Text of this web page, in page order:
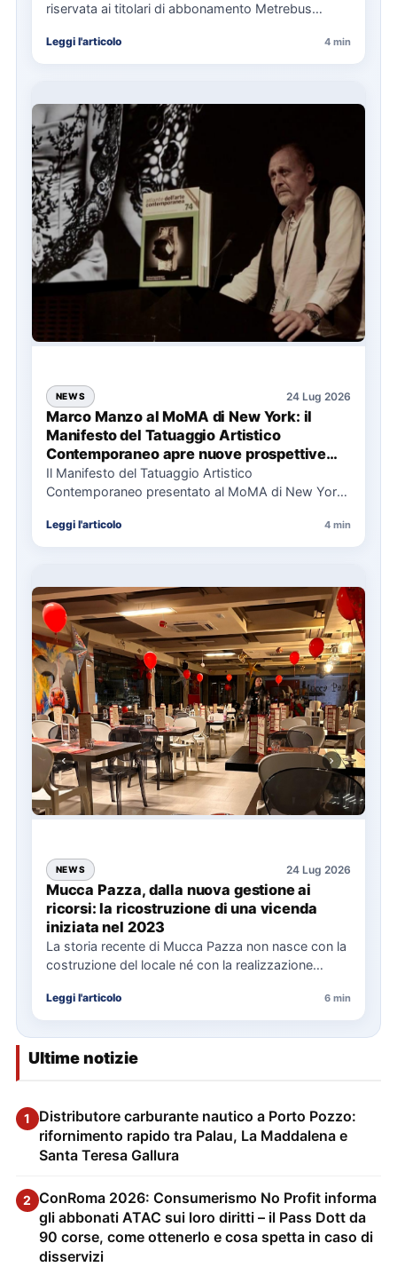
riservata ai titolari di abbonamento Metrebus
Leggi l'articolo 4 min
NEWS 24 Lug 2026
Marco Manzo al MoMA di New York: il
Manifesto del Tatuaggio Artistico
Contemporaneo apre nuove prospettive
per il collezionismo
Il Manifesto del Tatuaggio Artistico
Contemporaneo presentato al MoMA di New York
Leggi l'articolo 4 min
NEWS 24 Lug 2026
Mucca Pazza, dalla nuova gestione ai
ricorsi: la ricostruzione di una vicenda
iniziata nel 2023
La storia recente di Mucca Pazza non nasce con la
costruzione del locale né con la realizzazione
Leggi l'articolo 6 min
Ultime notizie
1
Distributore carburante nautico a Porto Pozzo:
rifornimento rapido tra Palau, La Maddalena e
Santa Teresa Gallura
2 ConRoma 2026: Consumerismo No Profit informa
gli abbonati ATAC sui loro diritti – il Pass Dott da
90 corse, come ottenerlo e cosa spetta in caso di
disservizi